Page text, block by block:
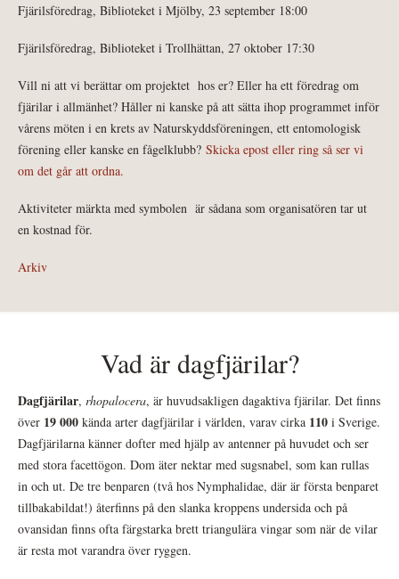
Fjärilsföredrag, Biblioteket i Mjölby, 23 september 18:00
Fjärilsföredrag, Biblioteket i Trollhättan, 27 oktober 17:30
Vill ni att vi berättar om projektet hos er? Eller ha ett föredrag om
fjärilar i allmänhet? Håller ni kanske på att sätta ihop programmet inför
vårens möten i en krets av Naturskyddsföreningen, ett entomologisk
förening eller kanske en fågelklubb? Skicka epost eller ring så ser vi
om det går att ordna.
Aktiviteter märkta med symbolen är sådana som organisatören tar ut
en kostnad för.
Arkiv
Vad är dagfjärilar?
Dagfjärilar, rhopalocera, är huvudsakligen dagaktiva fjärilar. Det finns
över 19 000 kända arter dagfjärilar i världen, varav cirka 110 i Sverige.
Dagfjärilarna känner dofter med hjälp av antenner på huvudet och ser
med stora facettögon. Dom äter nektar med sugsnabel, som kan rullas
in och ut. De tre benparen (två hos Nymphalidae, där är första benparet
tillbakabildat!) återfinns på den slanka kroppens undersida och på
ovansidan finns ofta färgstarka brett triangulära vingar som när de vilar
är resta mot varandra över ryggen.